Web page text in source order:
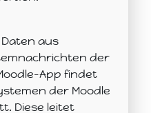
aus
der
App findet
der Moodle
Diese leitet